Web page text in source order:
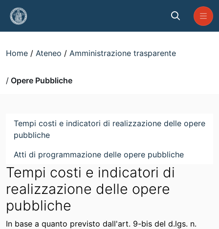
Skip to Main Content
Home Ateneo Amministrazione trasparente
Opere Pubbliche
Tempi costi e indicatori di realizzazione delle opere
pubbliche
Atti di programmazione delle opere pubbliche
Tempi costi e indicatori di
realizzazione delle opere
pubbliche
In base a quanto previsto dall'art. 9-bis del d.lgs. n.